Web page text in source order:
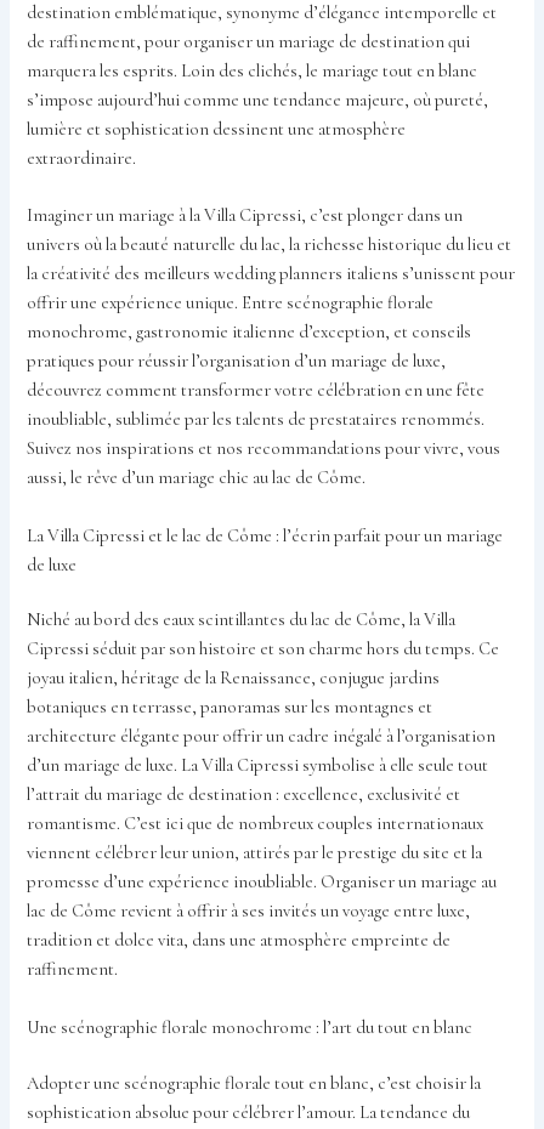
destination emblématique, synonyme d’élégance intemporelle et
de raffinement, pour organiser un mariage de destination qui
marquera les esprits. Loin des clichés, le mariage tout en blanc
s’impose aujourd’hui comme une tendance majeure, où pureté,
lumière et sophistication dessinent une atmosphère
extraordinaire.
Imaginer un mariage à la Villa Cipressi, c’est plonger dans un
univers où la beauté naturelle du lac, la richesse historique du lieu et
la créativité des meilleurs wedding planners italiens s’unissent pour
offrir une expérience unique. Entre scénographie florale
monochrome, gastronomie italienne d’exception, et conseils
pratiques pour réussir l’organisation d’un mariage de luxe,
découvrez comment transformer votre célébration en une fête
inoubliable, sublimée par les talents de prestataires renommés.
Suivez nos inspirations et nos recommandations pour vivre, vous
aussi, le rêve d’un mariage chic au lac de Côme.
La Villa Cipressi et le lac de Côme : l’écrin parfait pour un mariage
de luxe
Niché au bord des eaux scintillantes du lac de Côme, la Villa
Cipressi séduit par son histoire et son charme hors du temps. Ce
joyau italien, héritage de la Renaissance, conjugue jardins
botaniques en terrasse, panoramas sur les montagnes et
architecture élégante pour offrir un cadre inégalé à l’organisation
d’un mariage de luxe. La Villa Cipressi symbolise à elle seule tout
l’attrait du mariage de destination : excellence, exclusivité et
romantisme. C’est ici que de nombreux couples internationaux
viennent célébrer leur union, attirés par le prestige du site et la
promesse d’une expérience inoubliable. Organiser un mariage au
lac de Côme revient à offrir à ses invités un voyage entre luxe,
tradition et dolce vita, dans une atmosphère empreinte de
raffinement.
Une scénographie florale monochrome : l’art du tout en blanc
Adopter une scénographie florale tout en blanc, c’est choisir la
sophistication absolue pour célébrer l’amour. La tendance du